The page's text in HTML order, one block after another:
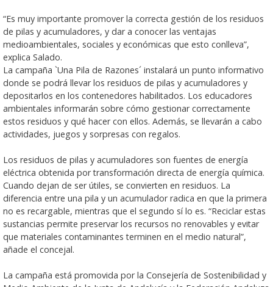
“Es muy importante promover la correcta gestión de los residuos
de pilas y acumuladores, y dar a conocer las ventajas
medioambientales, sociales y económicas que esto conlleva”,
explica Salado.
La campaña `Una Pila de Razones´ instalará un punto informativo
donde se podrá llevar los residuos de pilas y acumuladores y
depositarlos en los contenedores habilitados. Los educadores
ambientales informarán sobre cómo gestionar correctamente
estos residuos y qué hacer con ellos. Además, se llevarán a cabo
actividades, juegos y sorpresas con regalos.
Los residuos de pilas y acumuladores son fuentes de energía
eléctrica obtenida por transformación directa de energía química.
Cuando dejan de ser útiles, se convierten en residuos. La
diferencia entre una pila y un acumulador radica en que la primera
no es recargable, mientras que el segundo sí lo es. “Reciclar estas
sustancias permite preservar los recursos no renovables y evitar
que materiales contaminantes terminen en el medio natural”,
añade el concejal.
La campaña está promovida por la Consejería de Sostenibilidad y